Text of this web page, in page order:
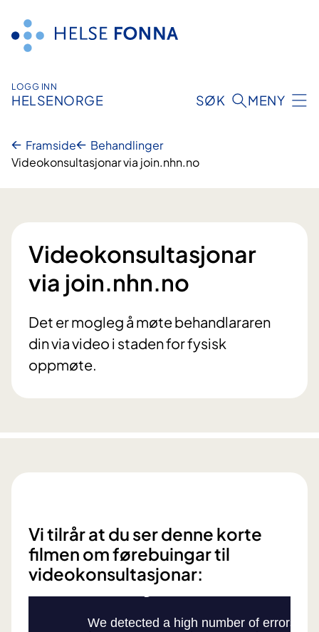
innhald
LOGG INN
HELSENORGE SØK MENY
Framside
Behandlinger
Videokonsultasjonar via join.nhn.no
Videokonsultasjonar
via join.nhn.no
Det er mogleg å møte behandlararen
din via video i staden for fysisk
oppmøte.
Vi tilrår at du ser denne korte
filmen om førebuingar til
videokonsultasjonar: